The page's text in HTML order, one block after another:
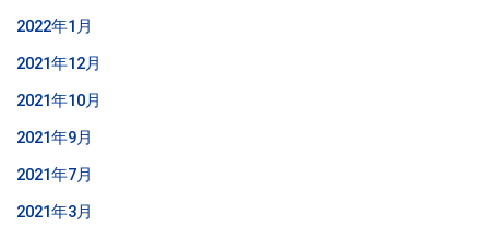
2022年1月
2021年12月
2021年10月
2021年9月
2021年7月
2021年3月